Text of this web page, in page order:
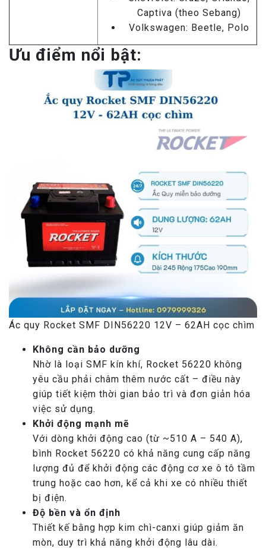
Captiva (theo Sebang)
Volkswagen: Beetle, Polo
Ưu điểm nổi bật:
Ác quy Rocket SMF DIN56220 12V – 62AH cọc chìm
Không cần bảo dưỡng
Nhờ là loại SMF kín khí, Rocket 56220 không
yêu cầu phải châm thêm nước cất – điều này
giúp tiết kiệm thời gian bảo trì và đơn giản hóa
việc sử dụng.
Khởi động mạnh mẽ
Với dòng khởi động cao (từ ~510 A – 540 A),
bình Rocket 56220 có khả năng cung cấp năng
lượng đủ để khởi động các động cơ xe ô tô tầm
trung hoặc cao hơn, kể cả khi xe có nhiều thiết
bị điện.
Độ bền và ổn định
Thiết kế bằng hợp kim chì-canxi giúp giảm ăn
mòn, duy trì khả năng khởi động lâu dài.